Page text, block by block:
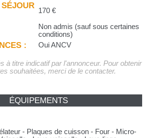
170 €
Non admis (sauf sous certaines
conditions)
: Oui ANCV
à titre indicatif par l'annonceur. Pour obtenir
souhaitées, merci de le contacter.
ÉQUIPEMENTS
- Plaques de cuisson - Four - Micro-